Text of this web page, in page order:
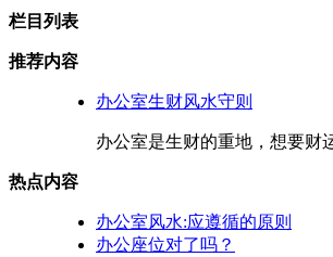
栏目列表
推荐内容
办公室生财风水守则
办公室是生财的重地，想要财
热点内容
办公室风水:应遵循的原则
办公座位对了吗？